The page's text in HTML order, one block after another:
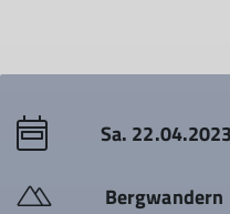
Sa. 22.04.2023
Bergwandern